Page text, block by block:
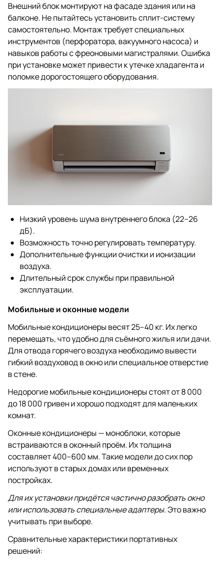
Внешний блок монтируют на фасаде здания или на
балконе. Не пытайтесь установить сплит-систему
самостоятельно. Монтаж требует специальных
инструментов (перфоратора, вакуумного насоса) и
навыков работы с фреоновыми магистралями. Ошибка
при установке может привести к утечке хладагента и
поломке дорогостоящего оборудования.
Низкий уровень шума внутреннего блока (22–26
дБ).
Возможность точно регулировать температуру.
Дополнительные функции очистки и ионизации
воздуха.
Длительный срок службы при правильной
эксплуатации.
Мобильные и оконные модели
Мобильные кондиционеры весят 25–40 кг. Их легко
перемещать, что удобно для съёмного жилья или дачи.
Для отвода горячего воздуха необходимо вывести
гибкий воздуховод в окно или специальное отверстие
в стене.
Недорогие мобильные кондиционеры стоят от 8 000
до 18 000 гривен и хорошо подходят для маленьких
комнат.
Оконные кондиционеры — моноблоки, которые
встраиваются в оконный проём. Их толщина
составляет 400–600 мм. Такие модели до сих пор
используют в старых домах или временных
постройках.
Для их установки придётся частично разобрать окно
или использовать специальные адаптеры. Это важно
учитывать при выборе.
Сравнительные характеристики портативных
решений: